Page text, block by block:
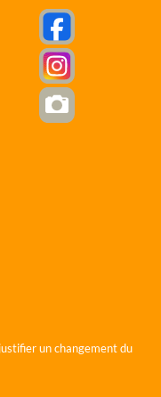
un changement du